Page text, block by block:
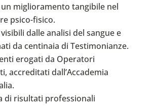
miglioramento tangibile nel
psico-fisico.
dalle analisi del sangue e
da centinaia di Testimonianze.
erogati da Operatori
accreditati dall’Accademia
di risultati professionali